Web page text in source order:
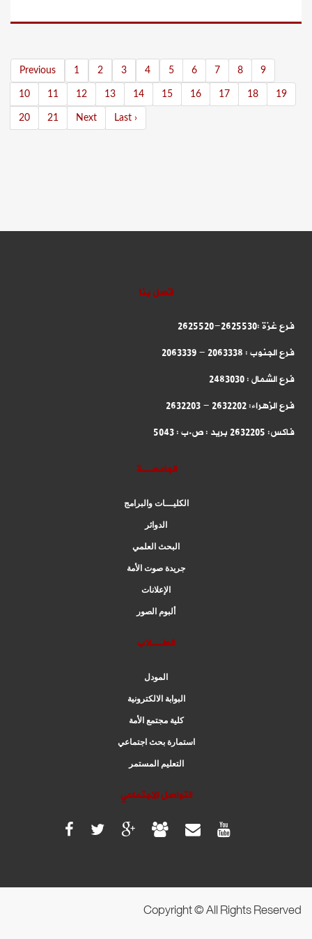
Previous 1 2 3 4 5 6 7 8 9
10 11 12 13 14 15 16 17 18 19
20 21 Next Last ›
اتصل بنا
فرع غزة :2625530-2625520
فرع الجنوب : 2063338 - 2063339
فرع الشمال : 2483030
فرع الزهراء: 2632202 - 2632203
فاكس: 2632205 بريد : ص.ب : 5043
الجامعــة
الكليـــات والبرامج
الدوائر
البحث العلمي
جريدة صوت الأمة
الإعلانات
ألبوم الصور
الطــلاب
المودل
البوابة الالكترونية
كلية مجتمع الأمة
استمارة بحث اجتماعي
التعليم المستمر
التواصل الاجتماعي
Copyright © All Rights Reserved